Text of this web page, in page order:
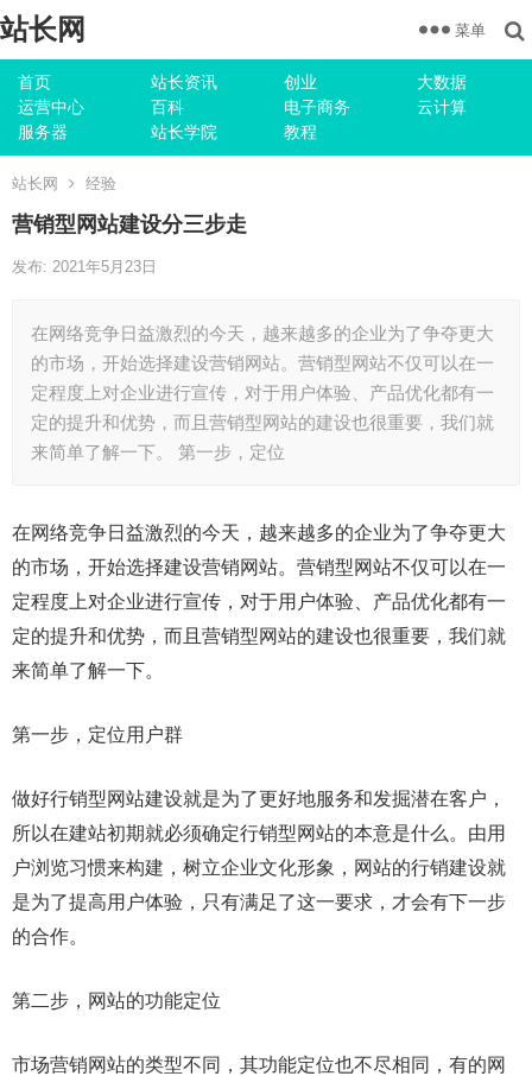
站长网
首页 站长资讯 创业
大数据
运营中心
百科 电子商务
云计算
服务器
站长学院 教程
菜单
站长网 经验
营销型网站建设分三步走
发布: 2021年5月23日
在网络竞争日益激烈的今天，越来越多的企业为了争夺更大
的市场，开始选择建设营销网站。营销型网站不仅可以在一
定程度上对企业进行宣传，对于用户体验、产品优化都有一
定的提升和优势，而且营销型网站的建设也很重要，我们就
来简单了解一下。 第一步，定位
在网络竞争日益激烈的今天，越来越多的企业为了争夺更大
的市场，开始选择建设营销网站。营销型网站不仅可以在一
定程度上对企业进行宣传，对于用户体验、产品优化都有一
定的提升和优势，而且营销型网站的建设也很重要，我们就
来简单了解一下。
第一步，定位用户群
做好行销型网站建设就是为了更好地服务和发掘潜在客户，
所以在建站初期就必须确定行销型网站的本意是什么。由用
户浏览习惯来构建，树立企业文化形象，网站的行销建设就
是为了提高用户体验，只有满足了这一要求，才会有下一步
的合作。
第二步，网站的功能定位
市场营销网站的类型不同，其功能定位也不尽相同，有的网